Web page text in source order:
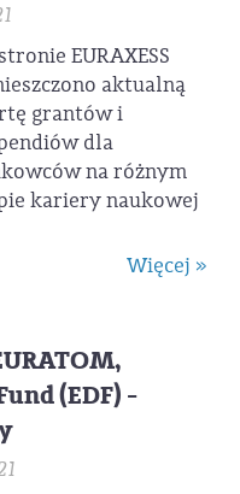
EURAXESS
aktualną
grantów i
dla
na różnym
kariery naukowej
Więcej »
(EDF) -